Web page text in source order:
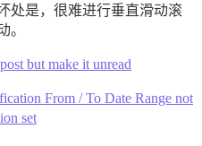
处是，很难进行垂直滑动滚
。
but make it unread
From / To Date Range not
set